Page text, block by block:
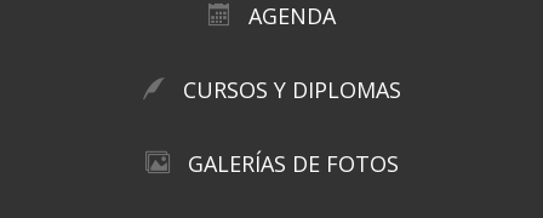
AGENDA
CURSOS Y DIPLOMAS
GALERÍAS DE FOTOS